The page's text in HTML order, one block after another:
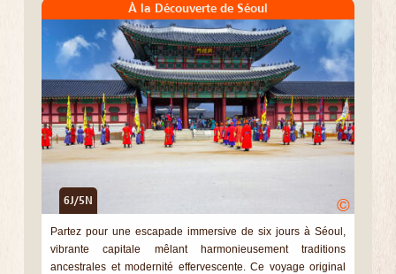
À la Découverte de Séoul
6J/5N ©
Partez pour une escapade immersive de six jours à Séoul,
vibrante capitale mêlant harmonieusement traditions
ancestrales et modernité effervescente. Ce voyage original